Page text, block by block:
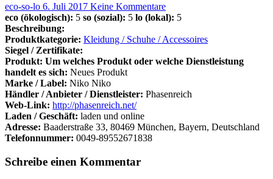
eco-so-lo 6. Juli 2017 Keine Kommentare
eco (ökologisch): 5 so (sozial): 5 lo (lokal): 5
Beschreibung:
Produktkategorie: Kleidung / Schuhe / Accessoires
Siegel / Zertifikate:
Produkt: Um welches Produkt oder welche Dienstleistung
handelt es sich: Neues Produkt
Marke / Label: Niko Niko
Händler / Anbieter / Dienstleister: Phasenreich
Web-Link: http://phasenreich.net/
Laden / Geschäft: laden und online
Adresse: Baaderstraße 33, 80469 München, Bayern, Deutschland
Telefonnummer: 0049-89552671838
Schreibe einen Kommentar